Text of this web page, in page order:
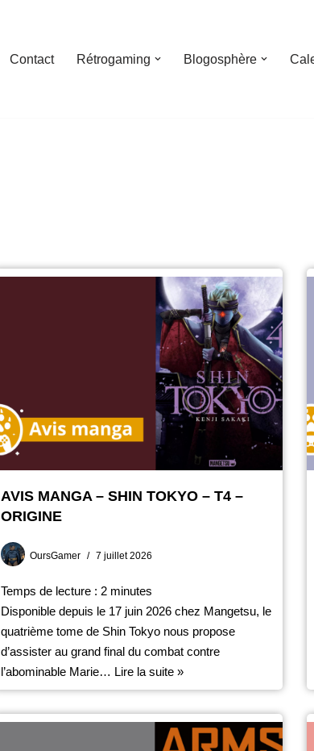
Contact Rétrogaming Blogosphère
AVIS MANGA – SHIN TOKYO – T4 –
ORIGINE
OursGamer 7 juillet 2026
Temps de lecture : 2 minutes
Disponible depuis le 17 juin 2026 chez Mangetsu, le
quatrième tome de Shin Tokyo nous propose
d’assister au grand final du combat contre
l’abominable Marie… Lire la suite »